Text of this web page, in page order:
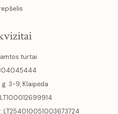
turtai
3-9, Klaipėda
LT254010051003673724